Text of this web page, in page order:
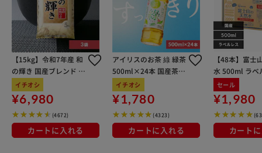
す。お子さまの習熟度にあわせて遊び方を変えてみましょ
う。 いつでもどこでも数について学ぶことができるカード
ゲームです。 いろいろなところに持ち運んでたくさん学
び、遊びましょう。 アクティビティガイドも付いており、
安心してお子さまと遊ぶことができます。 ※カードは切り
離してから使う仕様となっています。 ※パッケージのイラ
ストや写真と実際の商品は改良により多少異なる場合があり
ます。あらかじめご了承ください。 【セット内容】 カード
80枚 アクティビティガイド（日本語・外国語） ※小部品が
あります。誤飲・窒息の危険がありますので、3歳未満のお
子様には絶対に与えないでください。
【15kg】令和7年産 和
の輝き 国産ブレンド 5
kg×3袋
イチオシ
¥6,980
(4672)
カートに入れる
アイリスのお茶 綠 緑茶
500ml×24本 国産茶葉
100％使用
イチオシ
¥1,780
(4323)
カートに入れる
【48本】富士
水 500ml ラベ
セール
¥1,980
カート